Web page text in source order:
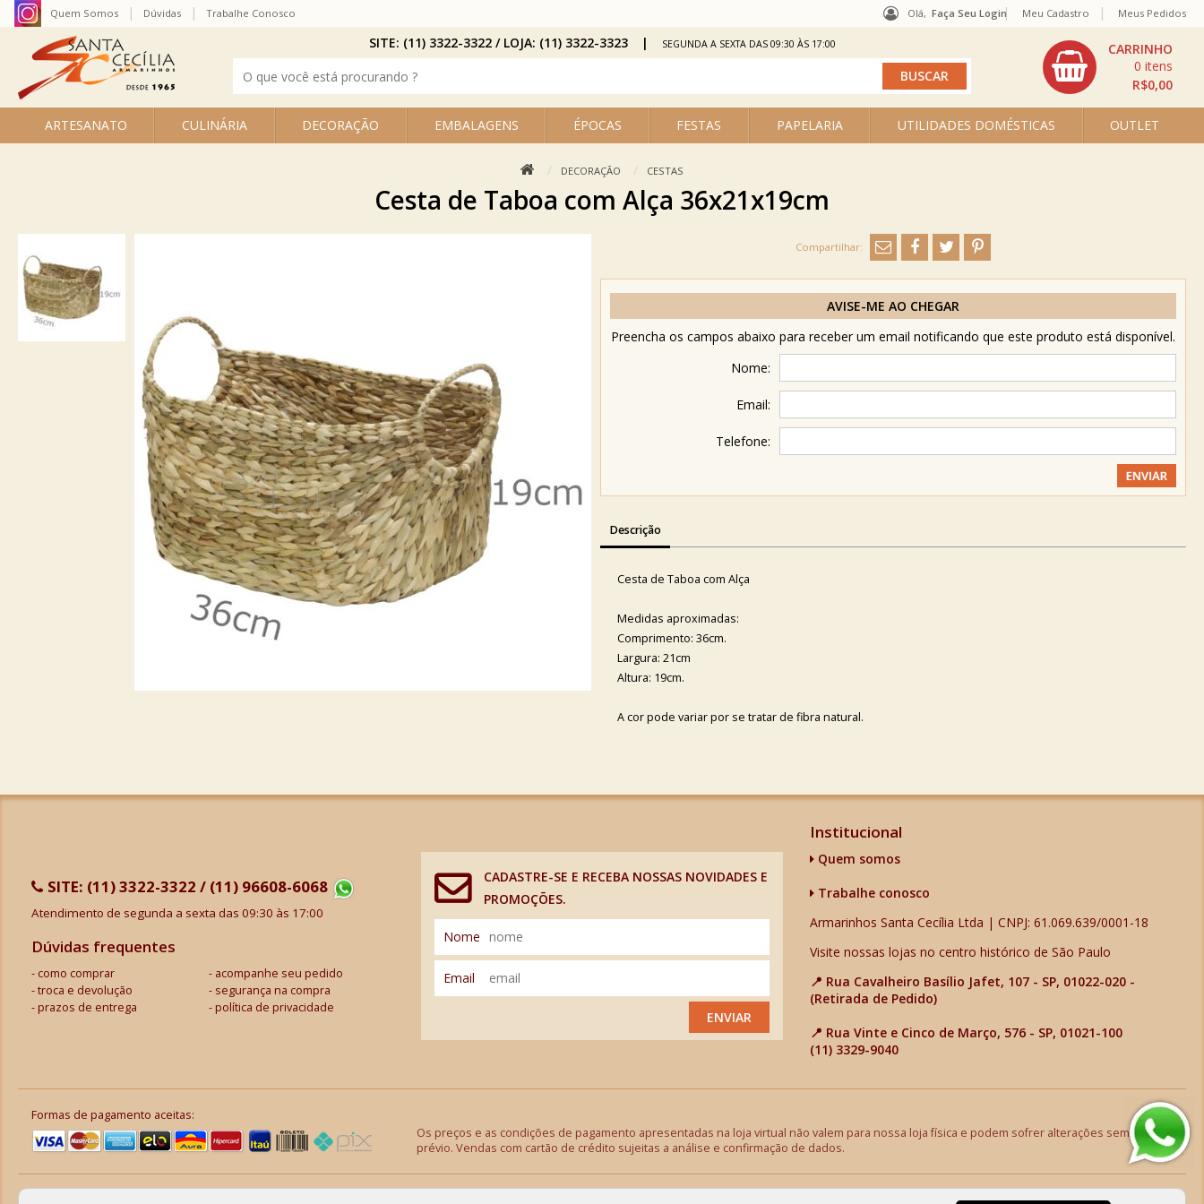
Olá, Faça Seu Login
ARTESANATO CULINÁRIA DECORAÇÃO EMBALAGENS ÉPOCAS FESTAS PAPELARIA UTILIDADES DOMÉSTICAS OUTLET
R$0,00
0
Quem Somos Dúvidas Trabalhe Conosco Meu Cadastro Meus Pedidos
SITE: (11) 3322-3322 / LOJA: (11) 3322-3323 SEGUNDA A SEXTA DAS 09:30 ÀS 17:00
DECORAÇÃO CESTAS
Cesta de Taboa com Alça 36x21x19cm
AVISE-ME AO CHEGAR
Preencha os campos abaixo para receber um email notificando que este produto está disponível.
Nome:
Email:
Telefone:
Descrição
Cesta de Taboa com Alça
Medidas aproximadas:
Comprimento: 36cm.
Largura: 21cm
Altura: 19cm.
A cor pode variar por se tratar de fibra natural.
SITE: (11) 3322-3322 / (11) 96608-6068
Atendimento de segunda a sexta das 09:30 às 17:00
Dúvidas frequentes
como comprar
acompanhe seu pedido
troca e devolução
segurança na compra
prazos de entrega
política de privacidade
CADASTRE-SE E RECEBA NOSSAS NOVIDADES E
PROMOÇÕES.
Nome
Email
ENVIAR
Institucional
Quem somos
Trabalhe conosco
Armarinhos Santa Cecília Ltda | CNPJ: 61.069.639/0001-18
Visite nossas lojas no centro histórico de São Paulo
📍 Rua Cavalheiro Basílio Jafet, 107 - SP, 01022-020 -
(Retirada de Pedido)
📍 Rua Vinte e Cinco de Março, 576 - SP, 01021-100
(11) 3329-9040
Formas de pagamento aceitas:
Os preços e as condições de pagamento apresentadas na loja virtual não valem para nossa loja física e podem sofrer alterações sem aviso
prévio. Vendas com cartão de crédito sujeitas a análise e confirmação de dados.